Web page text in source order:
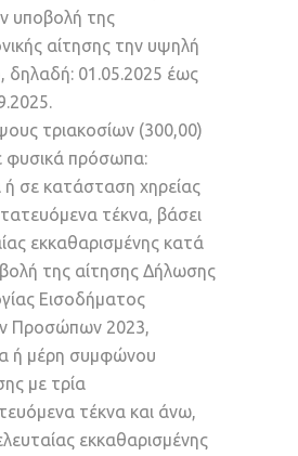
υποβολή της
αίτησης την υψηλή
δηλαδή: 01.05.2025 έως
τριακοσίων (300,00)
φυσικά πρόσωπα:
σε κατάσταση χηρείας
τέκνα, βάσει
εκκαθαρισμένης κατά
της αίτησης Δήλωσης
Εισοδήματος
Προσώπων 2023,
ή μέρη συμφώνου
με τρία
τέκνα και άνω,
εκκαθαρισμένης